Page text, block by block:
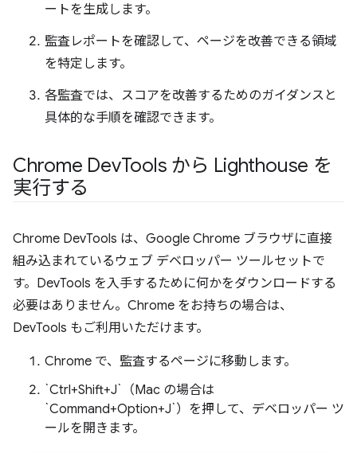
ートを生成します。
監査レポートを確認して、ページを改善できる領域
を特定します。
各監査では、スコアを改善するためのガイダンスと
具体的な手順を確認できます。
Chrome DevTools から Lighthouse を
実行する
Chrome DevTools は、Google Chrome ブラウザに直接
組み込まれているウェブ デベロッパー ツールセットで
す。DevTools を入手するために何かをダウンロードする
必要はありません。Chrome をお持ちの場合は、
DevTools もご利用いただけます。
Chrome で、監査するページに移動します。
`Ctrl+Shift+J`（Mac の場合は
`Command+Option+J`）を押して、デベロッパー ツ
ールを開きます。